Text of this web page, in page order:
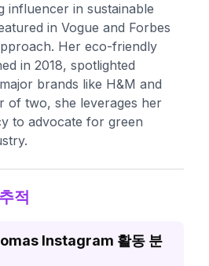
influencer in sustainable
in Vogue and Forbes
Her eco-friendly
in 2018, spotlighted
brands like H&M and
of two, she leverages her
to advocate for green
적
Instagram 활동 분